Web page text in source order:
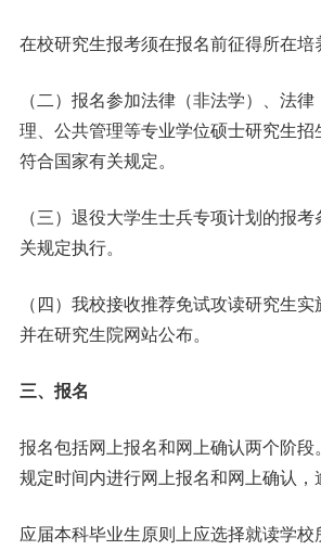
在校研究生报考须在报名前征得所在培
（二）报名参加法律（非法学）、法
理、公共管理等专业学位硕士研究生招
符合国家有关规定。
（三）退役大学生士兵专项计划的报
关规定执行。
（四）我校接收推荐免试攻读研究生实
并在研究生院网站公布。
三、报名
报名包括网上报名和网上确认两个阶段
规定时间内进行网上报名和网上确认，
应届本科毕业生原则上应选择就读学校